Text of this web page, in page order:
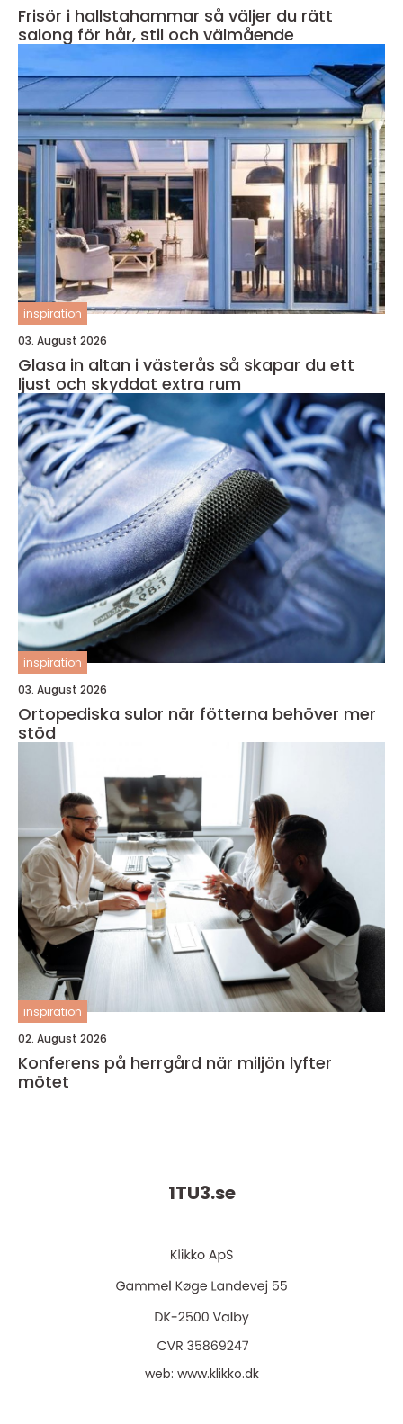
Frisör i hallstahammar så väljer du rätt
salong för hår, stil och välmående
inspiration
03. August 2026
Glasa in altan i västerås så skapar du ett
ljust och skyddat extra rum
inspiration
03. August 2026
Ortopediska sulor när fötterna behöver mer
stöd
inspiration
02. August 2026
Konferens på herrgård när miljön lyfter
mötet
1TU3.se
web: www.klikko.dk